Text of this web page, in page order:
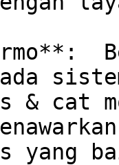
& cat
yang